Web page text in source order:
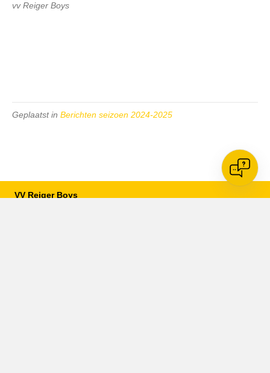
vv Reiger Boys
Geplaatst in Berichten seizoen 2024-2025
VV Reiger Boys